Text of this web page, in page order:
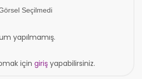
Seçilmedi
yapılmamış.
için girişyapabilirsiniz.